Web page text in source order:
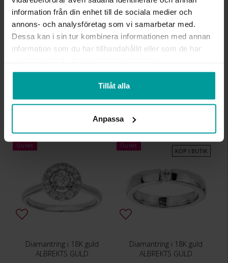
information från din enhet till de sociala medier och
annons- och analysföretag som vi samarbetar med.
Dessa kan i sin tur kombinera informationen med annan
information som du har tillhandahållit eller som de har
Tillåt alla
Anpassa
10 999:- 8 999:-
Outlet
Diamantring i 18K guld
ALBREKTS GULD
Outlet
KÖP I BUTIK
Diamantring i 18K guld
ALBREKTS GULD